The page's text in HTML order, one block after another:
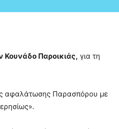
Κουνάδο Παροικιάς, για τη
αφαλάτωσης Παρασπόρου με